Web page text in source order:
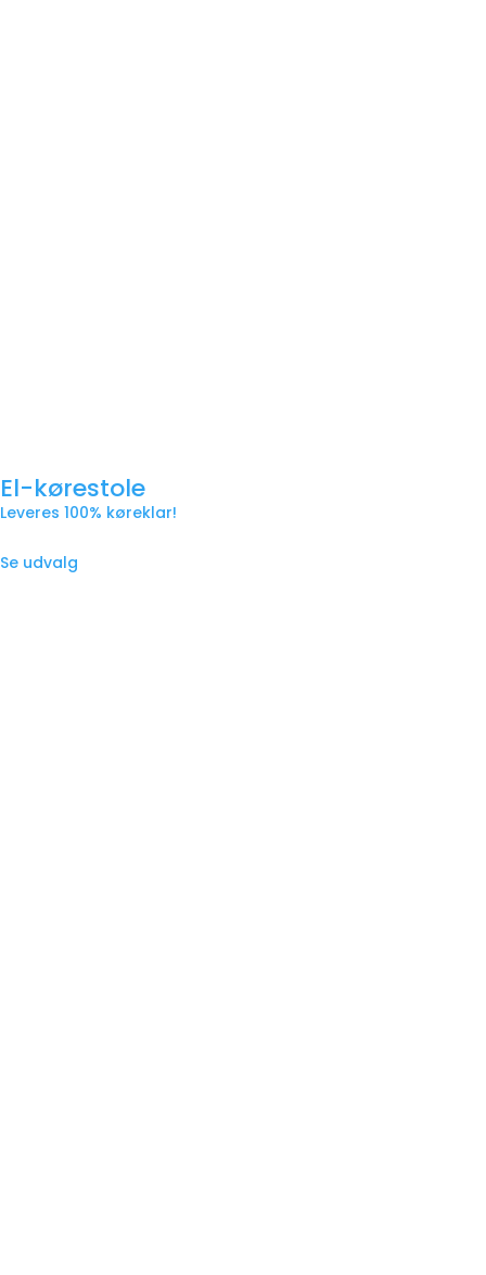
El-kørestole
Leveres 100% køreklar!
Se udvalg